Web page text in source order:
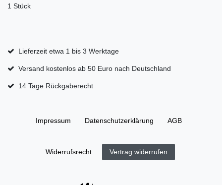
1 Stück
Lieferzeit etwa 1 bis 3 Werktage
Versand kostenlos ab 50 Euro nach Deutschland
14 Tage Rückgaberecht
Impressum Daten­schutz­erklärung AGB
Widerrufs­recht Vertrag widerrufen